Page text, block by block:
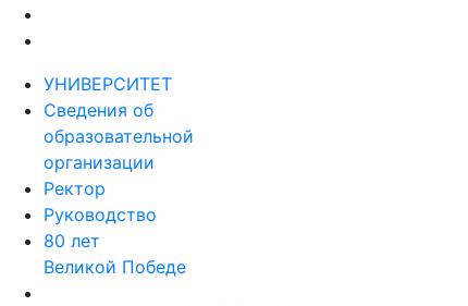
УНИВЕРСИТЕТ
Сведения об
образовательной
организации
Ректор
Руководство
80 лет
Великой Победе